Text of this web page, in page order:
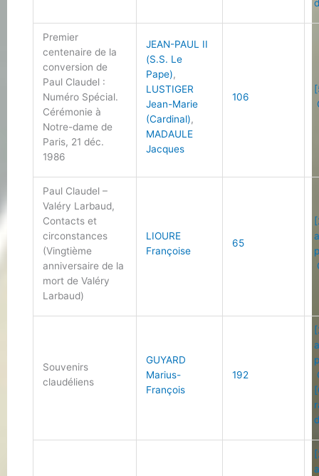
Premier
centenaire de la
conversion de
Paul Claudel :
Numéro Spécial.
Cérémonie à
Notre-dame de
Paris, 21 déc.
1986
JEAN-PAUL II
(S.S. Le
Pape),
LUSTIGER
Jean-Marie
(Cardinal),
MADAULE
Jacques
106
Paul Claudel –
Valéry Larbaud,
Contacts et
circonstances
(Vingtième
anniversaire de la
mort de Valéry
Larbaud)
LIOURE
Françoise
65
Souvenirs
claudéliens
GUYARD
Marius-
François
192